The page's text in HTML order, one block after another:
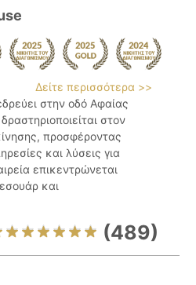
Δείτε περισσότερα >>
στην οδό Αφαίας
στον
προσφέροντας
και λύσεις για
επικεντρώνεται
και
(489)